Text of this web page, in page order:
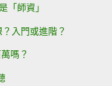
「師資」
入門或進階？
嗎？